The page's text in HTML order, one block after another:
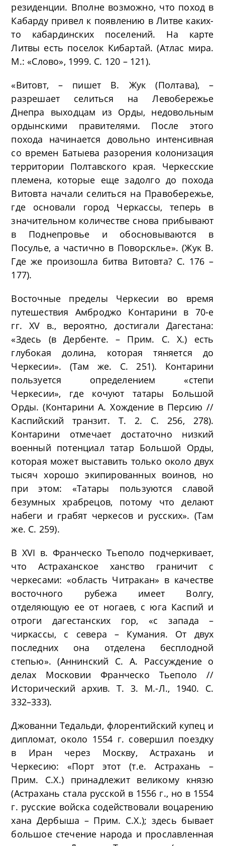
резиденции. Вполне возможно, что поход в
Кабарду привел к появлению в Литве каких-
то кабардинских поселений. На карте
Литвы есть поселок Кибартай. (Атлас мира.
М.: «Слово», 1999. С. 120 – 121).
«Витовт, – пишет В. Жук (Полтава), –
разрешает селиться на Левобережье
Днепра выходцам из Орды, недовольным
ордынскими правителями. После этого
похода начинается довольно интенсивная
со времен Батыева разорения колонизация
территории Полтавского края. Черкесские
племена, которые еще задолго до похода
Витовта начали селиться на Правобережье,
где основали город Черкассы, теперь в
значительном количестве снова прибывают
в Поднепровье и обосновываются в
Посулье, а частично в Поворсклье». (Жук В.
Где же произошла битва Витовта? С. 176 –
177).
Восточные пределы Черкесии во время
путешествия Амброджо Контарини в 70-е
гг. XV в., вероятно, достигали Дагестана:
«Здесь (в Дербенте. – Прим. С. Х.) есть
глубокая долина, которая тяняется до
Черкесии». (Там же. С. 251). Контарини
пользуется определением «степи
Черкесии», где кочуют татары Большой
Орды. (Контарини А. Хождение в Персию //
Каспийский транзит. Т. 2. С. 256, 278).
Контарини отмечает достаточно низкий
военный потенциал татар Большой Орды,
которая может выставить только около двух
тысяч хорошо экипированных воинов, но
при этом: «Татары пользуются славой
безумных храбрецов, потому что делают
набеги и грабят черкесов и русских». (Там
же. С. 259).
В XVI в. Франческо Тьеполо подчеркивает,
что Астраханское ханство граничит с
черкесами: «область Читракан» в качестве
восточного рубежа имеет Волгу,
отделяющую ее от ногаев, с юга Каспий и
отроги дагестанских гор, «с запада –
чиркассы, с севера – Кумания. От двух
последних она отделена бесплодной
степью». (Аннинский С. А. Рассуждение о
делах Московии Франческо Тьеполо //
Исторический архив. Т. 3. М.-Л., 1940. С.
332–333).
Джованни Тедальди, флорентийский купец и
дипломат, около 1554 г. совершил поездку
в Иран через Москву, Астрахань и
Черкесию: «Порт этот (т.е. Астрахань –
Прим. С.Х.) принадлежит великому князю
(Астрахань стала русской в 1556 г., но в 1554
г. русские войска содействовали воцарению
хана Дербыша – Прим. С.Х.); здесь бывает
большое стечение народа и прославленная